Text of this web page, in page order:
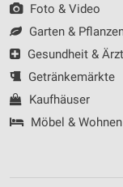
Foto & Video
Garten &
Gesundheit &
Getränkemärkte
Kaufhäuser
Möbel & Wohnen